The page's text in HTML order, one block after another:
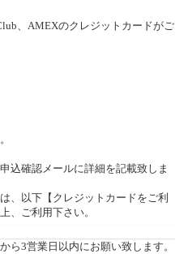
、AMEXのクレジットカードがご
込確認メールに詳細を記載致しま
、以下【クレジットカードをご利
、ご利用下さい。
ら3営業日以内にお願い致します。